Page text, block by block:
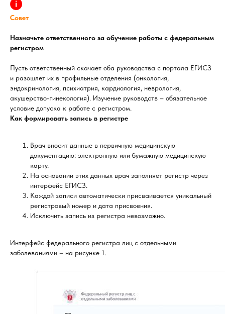
Совет
Назначьте ответственного за обучение работы с федеральным
регистром
Пусть ответственный скачает оба руководства с портала ЕГИСЗ
и разошлет их в профильные отделения (онкология,
эндокринология, психиатрия, кардиология, неврология,
акушерство-гинекология). Изучение руководств – обязательное
условие допуска к работе с регистром.
Как формировать запись в регистре
Врач вносит данные в первичную медицинскую
документацию: электронную или бумажную медицинскую
карту.
На основании этих данных врач заполняет регистр через
интерфейс ЕГИСЗ.
Каждой записи автоматически присваивается уникальный
регистровый номер и дата присвоения.
Исключить запись из регистра невозможно.
Интерфейс федерального регистра лиц с отдельными
заболеваниями – на рисунке 1.